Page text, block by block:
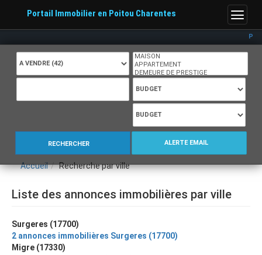
Menu
Portail Immobilier en Poitou Charentes
RECHERCHER ALERTE EMAIL
Accueil Recherche par ville
Liste des annonces immobilières par ville
Surgeres (17700)
2 annonces immobilières Surgeres (17700)
Migre (17330)